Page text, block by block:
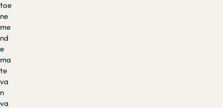
toe
ne
me
nd
e
ma
te
va
n
va